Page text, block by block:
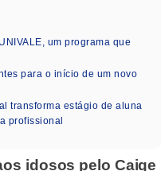
um programa que
para o início de um novo
transforma estágio de aluna
profissional
idosos pelo Caige